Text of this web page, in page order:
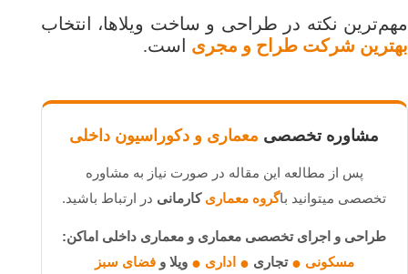
مهم‌ترین نکته در طراحی و ساخت ویلاها، انتخاب
بهترین شرکت طراح و مجری است.
مشاوره تخصصی معماری و دکوراسیون داخلی
پس از مطالعه این مقاله در صورت نیاز به مشاوره
تخصصی میتوانید باگروه معماری کارمانی در ارتباط باشید.
طراحی و اجرای تخصصی معماری و معماری داخلی اماکن:
مسکونی ● تجاری ● اداری ● ویلا وفضای سبز